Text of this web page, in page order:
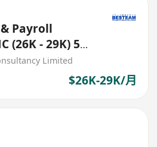
Payroll
(26K - 29K) 5
Limited
$26K-29K/月